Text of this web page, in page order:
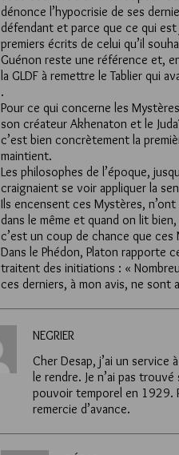
dénonce l’hypocrisie de ses
défendant et parce que ce qui
premiers écrits de celui qu’il
Guénon reste une référence et,
la GLDF à remettre le Tablier qui
.
Pour ce qui concerne les
son créateur Akhenaton et le
c’est bien concrètement la
maintient.
Les philosophes de l’époque,
craignaient se voir appliquer la
Ils encensent ces Mystères,
dans le même et quand on lit
c’est un coup de chance que
Dans le Phédon, Platon rapporte
traitent des initiations : «
ces derniers, à mon avis, ne sont
NEGRIER
Cher Desap, j’ai un service
le rendre. Je n’ai pas
pouvoir temporel en 1929.
remercie d’avance.